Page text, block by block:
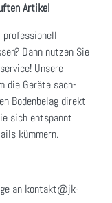
Artikel
professionell
Dann nutzen Sie
Unsere
die Geräte sach-
Bodenbelag direkt
sich entspannt
kümmern.
an kontakt@jk-